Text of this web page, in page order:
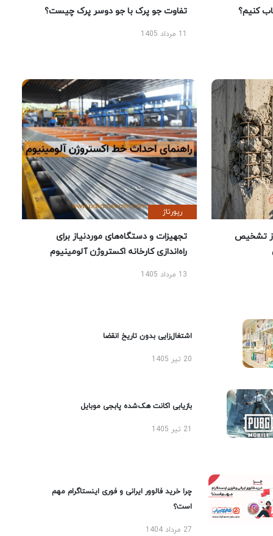
کنیم؟ تفاوت جو پرک با جو دوسر پرک چیست؟
تشخیص
رپورتاژ
تجهیزات و دستگاه‌های موردنیاز برای
راه‌اندازی کارخانه اکستروژن آلومینیوم
13 مرداد 1405
اشتغال‌زایی بدون تاریخ انقضا
20 تیر 1405
بازیابی اکانت هک‌شده پابجی موبایل
چرا خرید فالوور ایرانی و فوری اینستاگرام مهم
است؟
27 مرداد 1404